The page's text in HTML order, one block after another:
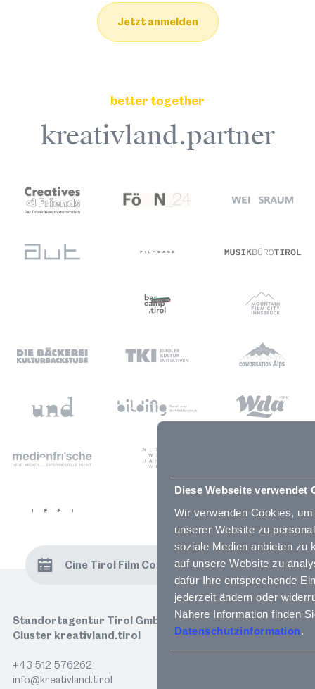
Diese Webseite verwendet
Wir verwenden Cookies,
unserer Website zu
soziale Medien anbieten zu
auf unsere Website zu
dafür Ihre entsprechende
jederzeit ändern oder
Nähere Information finden
Datenschutzinformation
Jetzt anmelden
better together
kreativland.partner
Standortagentur Tirol GmbH
Cluster kreativland.tirol
+43 512 576262
info@kreativland.tirol
Physikerin Francesca Ferlaino (Uni Innsbruck, IQOQI) eröffnet mit einem Vortrag, Schauspieler Rainer Bock und Astrophysiker Harald Lesch:
Eine Initiative der Lebensraum Tirol Gruppe, umgesetzt von kreativland.tirol und TIROL 2050 energieautonom.:
Cine Tirol Film Comission:Hinter der Kamera.
Save the Date: Tag der Tiroler Film- und Musikwirtschaft